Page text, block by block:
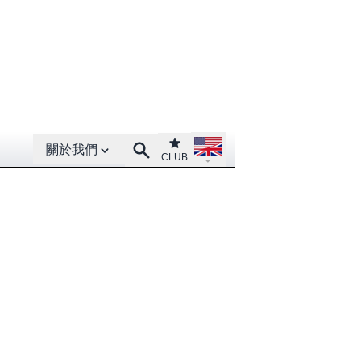
Open About menu
關於我們 SearchClub
CLUB
Open language menu